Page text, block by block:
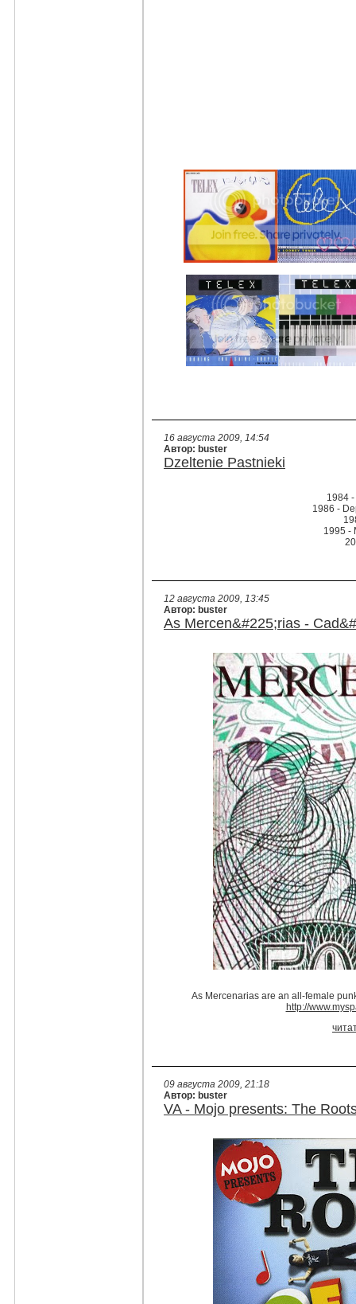
16 августа 2009, 14:54
Автор: buster
Dzeltenie Pastnieki
1984
1986 -
1995 -
12 августа 2009, 13:45
Автор: buster
As Mercen&#225;rias -
As Mercenarias are an all-female
http://
09 августа 2009, 21:18
Автор: buster
VA - Mojo presents: The